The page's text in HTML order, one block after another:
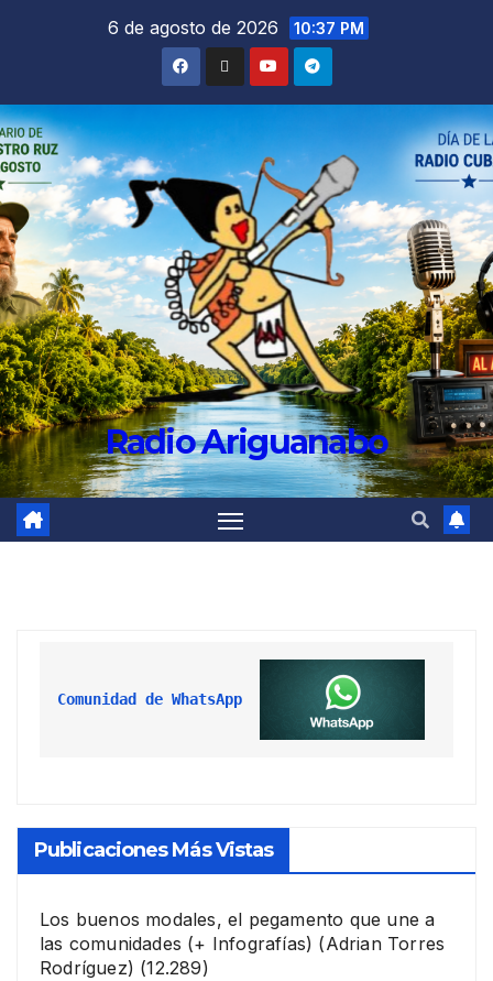
6 de agosto de 2026 10:37 PM
Radio Ariguanabo
Comunidad de WhatsApp
Publicaciones Más Vistas
Los buenos modales, el pegamento que une a
las comunidades (+ Infografías) (Adrian Torres
Rodríguez) (12.289)